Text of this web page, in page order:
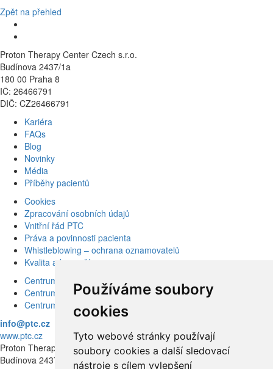
Používáme soubory
cookies
Tyto webové stránky používají
soubory cookies a další sledovací
nástroje s cílem vylepšení
Zpět na přehled
Proton Therapy Center Czech s.r.o.
Budínova 2437/1a
180 00 Praha 8
IČ: 26466791
DIČ: CZ26466791
Kariéra
FAQs
Blog
Novinky
Média
Příběhy pacientů
Cookies
Zpracování osobních údajů
Vnitřní řád PTC
Práva a povinnosti pacienta
Whistleblowing – ochrana oznamovatelů
Kvalita a bezpečí
Centrum karcinomu prostaty
Centrum karcinomu prsu
Centrum moderní diagnostiky
info@ptc.cz
www.ptc.cz
Proton Therapy Center Czech s.r.o.
Budínova 2437/1a